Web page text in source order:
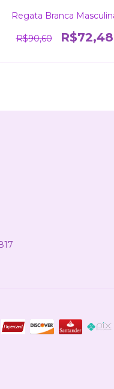
Regata Branca
R$90,60 R$72,48